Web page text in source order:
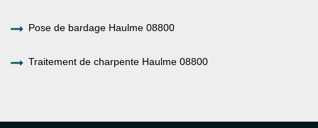
Pose de bardage Haulme 08800
Traitement de charpente Haulme 08800